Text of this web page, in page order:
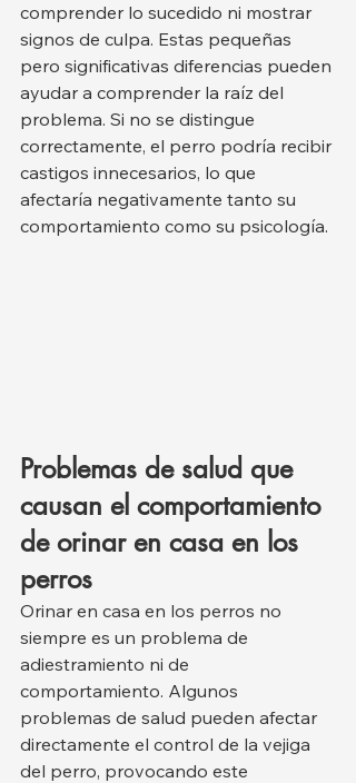
comprender lo sucedido ni mostrar
signos de culpa. Estas pequeñas
pero significativas diferencias pueden
ayudar a comprender la raíz del
problema. Si no se distingue
correctamente, el perro podría recibir
castigos innecesarios, lo que
afectaría negativamente tanto su
comportamiento como su psicología.
Problemas de salud que
causan el comportamiento
de orinar en casa en los
perros
Orinar en casa en los perros no
siempre es un problema de
adiestramiento ni de
comportamiento. Algunos
problemas de salud pueden afectar
directamente el control de la vejiga
del perro, provocando este